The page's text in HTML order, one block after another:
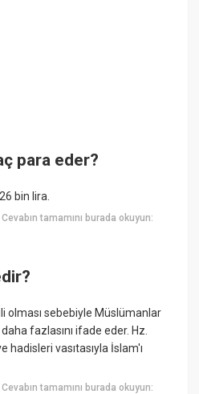
para eder?
bin lira.
Cevabın tamamını burada okuyun:
olması sebebiyle Müslümanlar
fazlasını ifade eder. Hz.
vasıtasıyla İslam'ı
Cevabın tamamını burada okuyun: